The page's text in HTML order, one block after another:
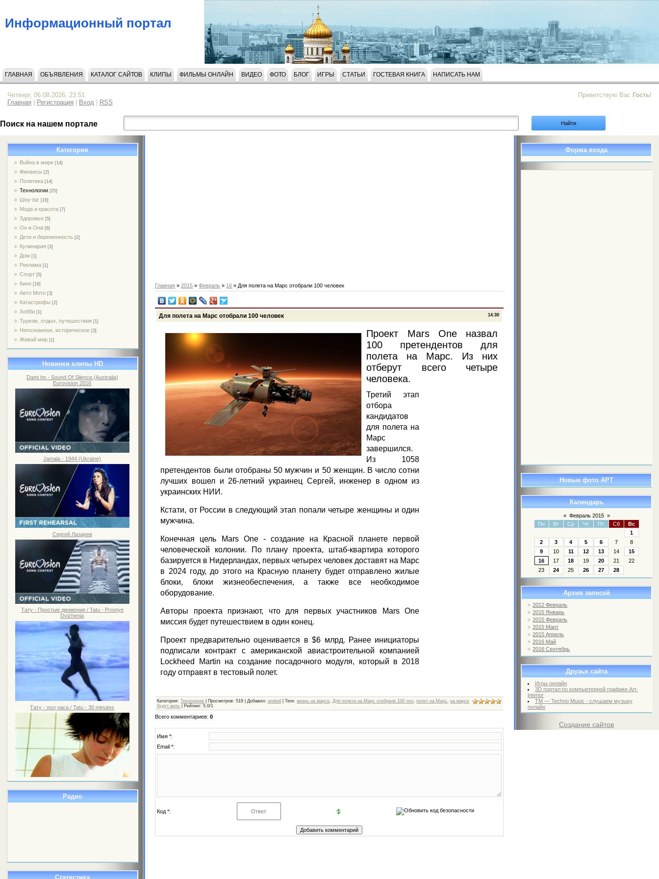
Информационный портал
ГЛАВНАЯ ОБЪЯВЛЕНИЯ КАТАЛОГ САЙТОВ КЛИПЫ ФИЛЬМЫ ОНЛАЙН ВИДЕО ФОТО БЛОГ ИГРЫ СТАТЬИ ГОСТЕВАЯ КНИГА НАПИСАТЬ НАМ
Приветствую Вас Гость!
Четверг, 06.08.2026, 23:51
Главная
Регистрация Вход RSS
Поиск на нашем портале
Категории
Война в мире [14]
Финансы [2]
Политика [14]
Технологии [25]
Шоу-biz [16]
Мода и красота [7]
Здоровье [5]
Он и Она [6]
Дети и беременность [2]
Кулинария [3]
Дом [1]
Реклама [1]
Спорт [5]
Кино [16]
Авто Мото [3]
Катастрофы [2]
Хобби [1]
Туризм, отдых, путешествия [1]
Непознанное, историческое [3]
Живой мир [1]
Новинки клипы HD
Dami Im - Sound Of Silence (Australia)
Eurovision 2016
Jamala - 1944 (Ukraine)
Сергей Лазарев
Тату - Простые движения / Tatu - Prostye
Dvizhenia
Тату - пол часа / Tatu - 30 minutes
Радио
Статистика
Форма входа
Новые фото АРТ
Календарь
« Февраль 2015 »
Пн
Вт Ср Чт Пт Сб
Вс
1
2
3 4 5 6 7
8
9
10 11 12 13 14
15
16
17 18 19 20 21
22
23
24 25 26 27 28
Архив записей
2012 Февраль
2015 Январь
2015 Февраль
2015 Март
2015 Апрель
2016 Май
2016 Сентябрь
Друзья сайта
Игры онлайн
3D портал по компьютерной графике Art-
interior
TM — Techno Music - слушаем музыку
онлайн
Создание сайтов
Главная »2015 » Февраль » 16 » Для полета на Марс отобрали 100 человек
14:30
Для полета на Марс отобрали 100 человек
Проект Mars One назвал
100 претендентов для
полета на Марс. Из них
отберут всего четыре
человека.
Третий этап
отбора
кандидатов
для полета на
Марс
завершился.
Из 1058
претендентов были отобраны 50 мужчин и 50 женщин. В число сотни
лучших вошел и 26-летний украинец Сергей, инженер в одном из
украинских НИИ.
Кстати, от России в следующий этап попали четыре женщины и один
мужчина.
Конечная цель Mars One - создание на Красной планете первой
человеческой колонии. По плану проекта, штаб-квартира которого
базируется в Нидерландах, первых четырех человек доставят на Марс
в 2024 году, до этого на Красную планету будет отправлено жилые
блоки, блоки жизнеобеспечения, а также все необходимое
оборудование.
Авторы проекта признают, что для первых участников Mars One
миссия будет путешествием в один конец.
Проект предварительно оценивается в $6 млрд. Ранее инициаторы
подписали контракт с американской авиастроительной компанией
Lockheed Martin на создание посадочного модуля, который в 2018
году отправят в тестовый полет.
Категория:Технологии Просмотров: 519 |Добавил:andoid |Теги:жизнь на марсе,Для полета на Марс отобрали 100 чел,полет на Марс,на марсе
будут жить
Рейтинг:5.0/1
Всего комментариев:0
Имя *:
Email *:
Код *: